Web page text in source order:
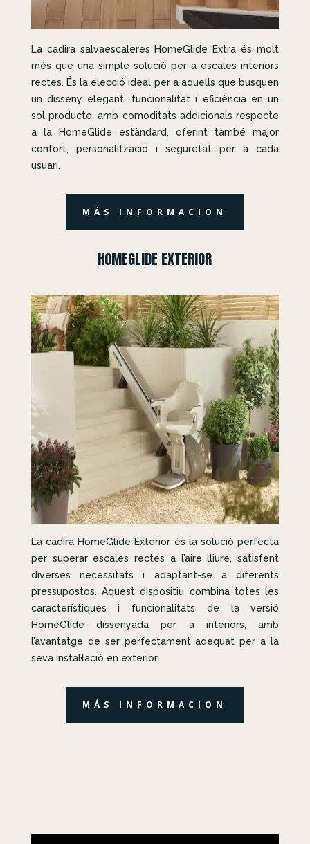
La cadira salvaescaleres HomeGlide Extra és molt
més que una simple solució per a escales interiors
rectes. És la elecció ideal per a aquells que busquen
un disseny elegant, funcionalitat i eficiència en un
sol producte, amb comoditats addicionals respecte
a la HomeGlide estàndard, oferint també major
confort, personalització i seguretat per a cada
usuari.
MÁS INFORMACION
HOMEGLIDE EXTERIOR
La cadira HomeGlide Exterior és la solució perfecta
per superar escales rectes a l’aire lliure, satisfent
diverses necessitats i adaptant-se a diferents
pressupostos. Aquest dispositiu combina totes les
característiques i funcionalitats de la versió
HomeGlide dissenyada per a interiors, amb
l’avantatge de ser perfectament adequat per a la
seva instal·lació en exterior.
MÁS INFORMACION